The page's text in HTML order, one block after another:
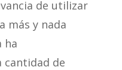
de utilizar
más y nada
ha
cantidad de